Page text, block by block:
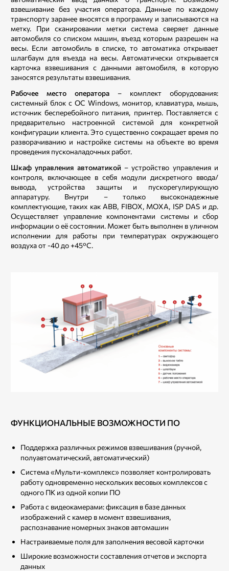
взвешивание без участия оператора. Данные по каждому
транспорту заранее вносятся в программу и записываются на
метку. При сканировании метки система сверяет данные
автомобиля со списком машин, въезд которым разрешен на
весы. Если автомобиль в списке, то автоматика открывает
шлагбаум для въезда на весы. Автоматически открывается
карточка взвешивания с данными автомобиля, в которую
заносятся результаты взвешивания.
Рабочее место оператора – комплект оборудования:
системный блок с ОС Windows, монитор, клавиатура, мышь,
источник бесперебойного питания, принтер. Поставляется с
предварительно настроенной системой для конкретной
конфигурации клиента. Это существенно сокращает время по
разворачиванию и настройке системы на объекте во время
проведения пусконаладочных работ.
Шкаф управления автоматикой – устройство управления и
контроля, включающее в себя модули дискретного ввода/
вывода, устройства защиты и пускорегулирующую
аппаратуру. Внутри – только высоконадежные
комплектующие, таких как АВВ, FIBOX, MOXA, ISP DAS и др.
Осуществляет управление компонентами системы и сбор
информации о её состоянии. Может быть выполнен в уличном
исполнении для работы при температурах окружающего
воздуха от -40 до +45°С.
ФУНКЦИОНАЛЬНЫЕ ВОЗМОЖНОСТИ ПО
Поддержка различных режимов взвешивания (ручной,
полуавтоматический, автоматический)
Система «Мульти-комплекс» позволяет контролировать
работу одновременно нескольких весовых комплексов с
одного ПК из одной копии ПО
Работа с видеокамерами: фиксация в базе данных
изображений с камер в момент взвешивания,
распознавание номерных знаков автомашин
Настраиваемые поля для заполнения весовой карточки
Широкие возможности составления отчетов и экспорта
данных